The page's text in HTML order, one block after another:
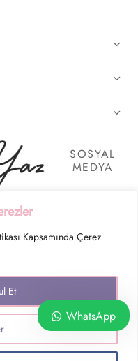
Kapsamında Çerez
Et
SOSYAL
MEDYA
Metni
WhatsApp